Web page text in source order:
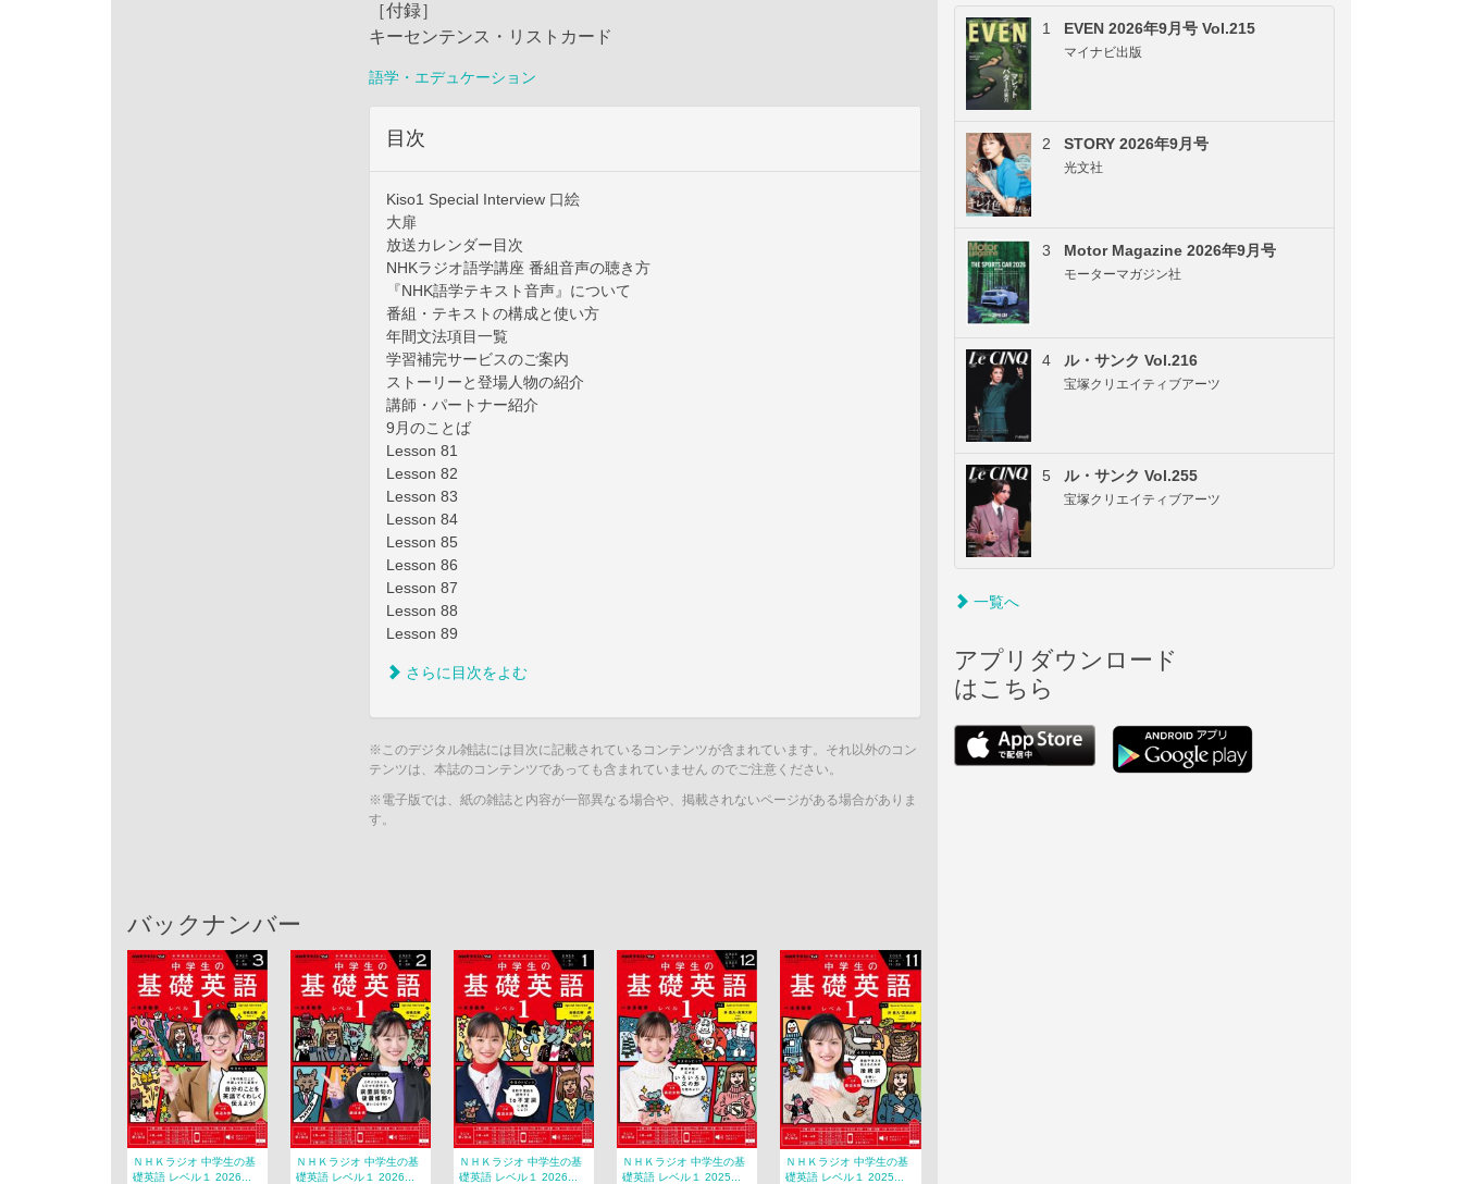
［付録］
キーセンテンス・リストカード
語学・エデュケーション
目次
Kiso1 Special Interview 口絵
大扉
放送カレンダー目次
NHKラジオ語学講座 番組音声の聴き方
『NHK語学テキスト音声』について
番組・テキストの構成と使い方
年間文法項目一覧
学習補完サービスのご案内
ストーリーと登場人物の紹介
講師・パートナー紹介
9月のことば
Lesson 81
Lesson 82
Lesson 83
Lesson 84
Lesson 85
Lesson 86
Lesson 87
Lesson 88
Lesson 89
さらに目次をよむ
※このデジタル雑誌には目次に記載されているコンテンツが含まれています。それ以外のコン
テンツは、本誌のコンテンツであっても含まれていません のでご注意ください。
※電子版では、紙の雑誌と内容が一部異なる場合や、掲載されないページがある場合がありま
す。
バックナンバー
ＮＨＫラジオ 中学生の基
礎英語 レベル１ 2026...
ＮＨＫラジオ 中学生の基
礎英語 レベル１ 2026...
ＮＨＫラジオ 中学生の基
礎英語 レベル１ 2026...
ＮＨＫラジオ 中学生の基
礎英語 レベル１ 2025...
ＮＨＫラジオ 中学生の基
礎英語 レベル１ 2025...
1 EVEN 2026年9月号 Vol.215
マイナビ出版
2 STORY 2026年9月号
光文社
3 Motor Magazine 2026年9月号
モーターマガジン社
4 ル・サンク Vol.216
宝塚クリエイティブアーツ
5 ル・サンク Vol.255
宝塚クリエイティブアーツ
一覧へ
アプリダウンロード
はこちら